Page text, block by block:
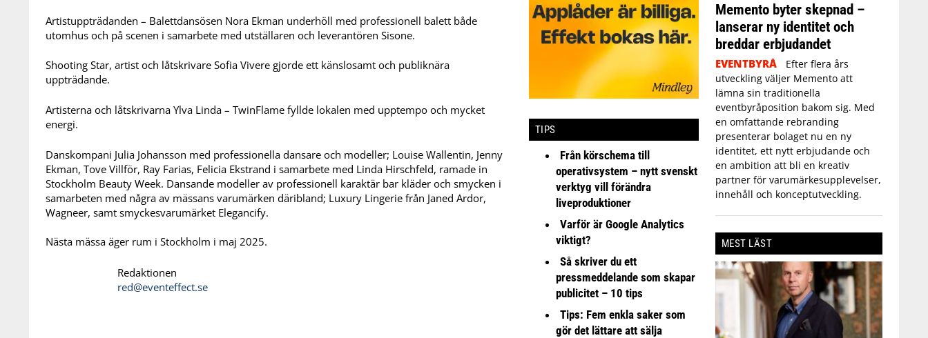
Artistuppträdanden – Balettdansösen Nora Ekman underhöll med professionell balett både
utomhus och på scenen i samarbete med utställaren och leverantören Sisone.
Shooting Star, artist och låtskrivare Sofia Vivere gjorde ett känslosamt och publiknära
uppträdande.
Artisterna och låtskrivarna Ylva Linda – TwinFlame fyllde lokalen med upptempo och mycket
energi.
Danskompani Julia Johansson med professionella dansare och modeller; Louise Wallentin, Jenny
Ekman, Tove Villför, Ray Farias, Felicia Ekstrand i samarbete med Linda Hirschfeld, ramade in
Stockholm Beauty Week. Dansande modeller av professionell karaktär bar kläder och smycken i
samarbeten med några av mässans varumärken däribland; Luxury Lingerie från Janed Ardor,
Wagneer, samt smyckesvarumärket Elegancify.
Nästa mässa äger rum i Stockholm i maj 2025.
Redaktionen
red@eventeffect.se
TIPS
Från körschema till
operativsystem – nytt svenskt
verktyg vill förändra
liveproduktioner
Varför är Google Analytics
viktigt?
Så skriver du ett
pressmeddelande som skapar
publicitet – 10 tips
Tips: Fem enkla saker som
gör det lättare att sälja
Memento byter skepnad –
lanserar ny identitet och
breddar erbjudandet
EVENTBYRÅ
Efter flera års
utveckling väljer Memento att
lämna sin traditionella
eventbyråposition bakom sig. Med
en omfattande rebranding
presenterar bolaget nu en ny
identitet, ett nytt erbjudande och
en ambition att bli en kreativ
partner för varumärkesupplevelser,
innehåll och konceptutveckling.
MEST LÄST